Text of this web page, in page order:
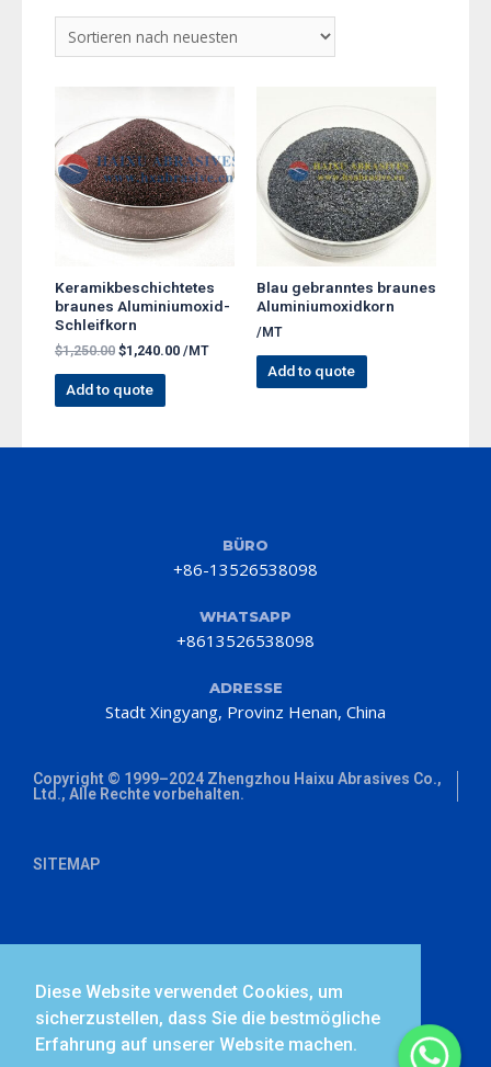
Diese Website verwendet Cookies, um
sicherzustellen, dass Sie die bestmögliche
Erfahrung auf unserer Website machen.
Keramikbeschichtetes
braunes Aluminiumoxid-
Schleifkorn
$1,250.00 $1,240.00 /MT
Add to quote
Blau gebranntes braunes
Aluminiumoxidkorn
/MT
Add to quote
BÜRO
+86-13526538098
WHATSAPP
+8613526538098
ADRESSE
Stadt Xingyang, Provinz Henan, China
Copyright © 1999–2024 Zhengzhou Haixu Abrasives Co.,
Ltd., Alle Rechte vorbehalten.
SITEMAP